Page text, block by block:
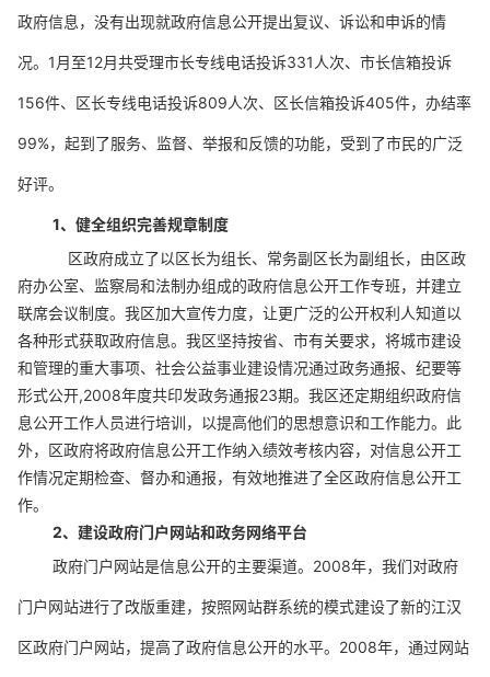
政府信息，没有出现就政府信息公开提出复议、诉讼和申诉的情
况。 1 月至12月共受理市长专线电话投诉331 人次、市长信箱投诉
156件、区长专线电话投诉809人次、区长信箱投诉405件，办结率
99%，起到了服务、监督、举报和反馈的功能，受到了市民的广泛
好评。
1、健全组织完善规章制度
区政府成立了以区长为组长、常务副区长为副组长，由区政
府办公室、监察局和法制办组成的政府信息公开工作专班，并建立
联席会议制度。我区加大宣传力度，让更广泛的公开权利人知道以
各种形式获取政府信息。 我区坚持按省、市有关要求，将城市建设
和管理的重大事项、社会公益事业建设情况通过政务通报、纪要等
形式公开,2008年度共印发政务通报23期。我区还定期组织政府信
息公开工作人员进行培训，以提高他们的思想意识和工作能力。此
外，区政府将政府信息公开工作纳入绩效考核内容，对信息公开工
作情况定期检查、督办和通报，有效地推进了全区政府信息公开工
作。
2、建设政府门户网站和政务网络平台
政府门户网站是信息公开的主要渠道。 2008年，我们对政府
门户网站进行了改版重建，按照网站群系统的模式建设了新的江汉
区政府门户网站，提高了政府信息公开的水平。 2008年，通过网站